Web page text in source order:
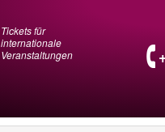
Tickets für
internationale
Veranstaltungen